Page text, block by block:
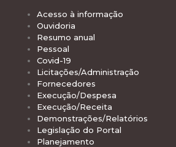
Acesso à informação
Ouvidoria
Resumo anual
Pessoal
Covid-19
Licitações/Administração
Fornecedores
Execução/Despesa
Execução/Receita
Demonstrações/Relatórios
Legislação do Portal
Planejamento